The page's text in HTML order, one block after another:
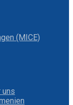
(MICE)
uns